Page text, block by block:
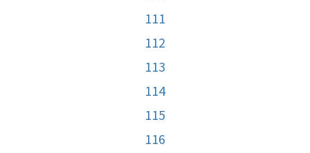
111
112
113
114
115
116